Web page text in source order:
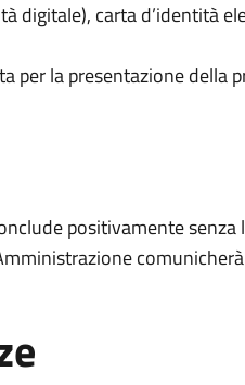
digitale), carta d’identità
per la presentazione della
positivamente senza